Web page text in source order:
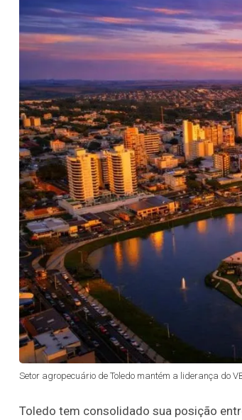
Setor agropecuário de Toledo mantém a liderança do
Toledo tem consolidado sua posição